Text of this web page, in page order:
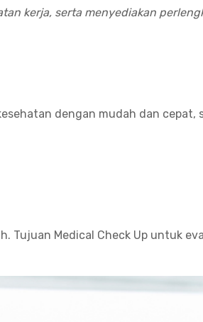
kerja, serta menyediakan
dengan mudah dan cepat,
Medical Check Up untuk